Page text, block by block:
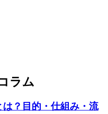
ラム
？目的・仕組み・流